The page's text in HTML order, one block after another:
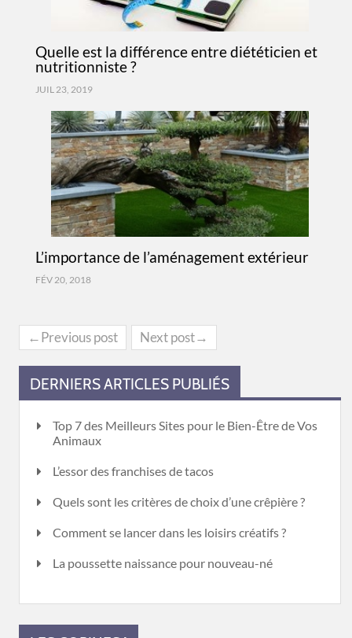
Quelle est la différence entre diététicien et
nutritionniste ?
JUIL 23, 2019
L’importance de l’aménagement extérieur
FÉV 20, 2018
←Previous post Next post→
DERNIERS ARTICLES PUBLIÉS
Top 7 des Meilleurs Sites pour le Bien-Être de Vos
Animaux
L’essor des franchises de tacos
Quels sont les critères de choix d’une crêpière ?
Comment se lancer dans les loisirs créatifs ?
La poussette naissance pour nouveau-né